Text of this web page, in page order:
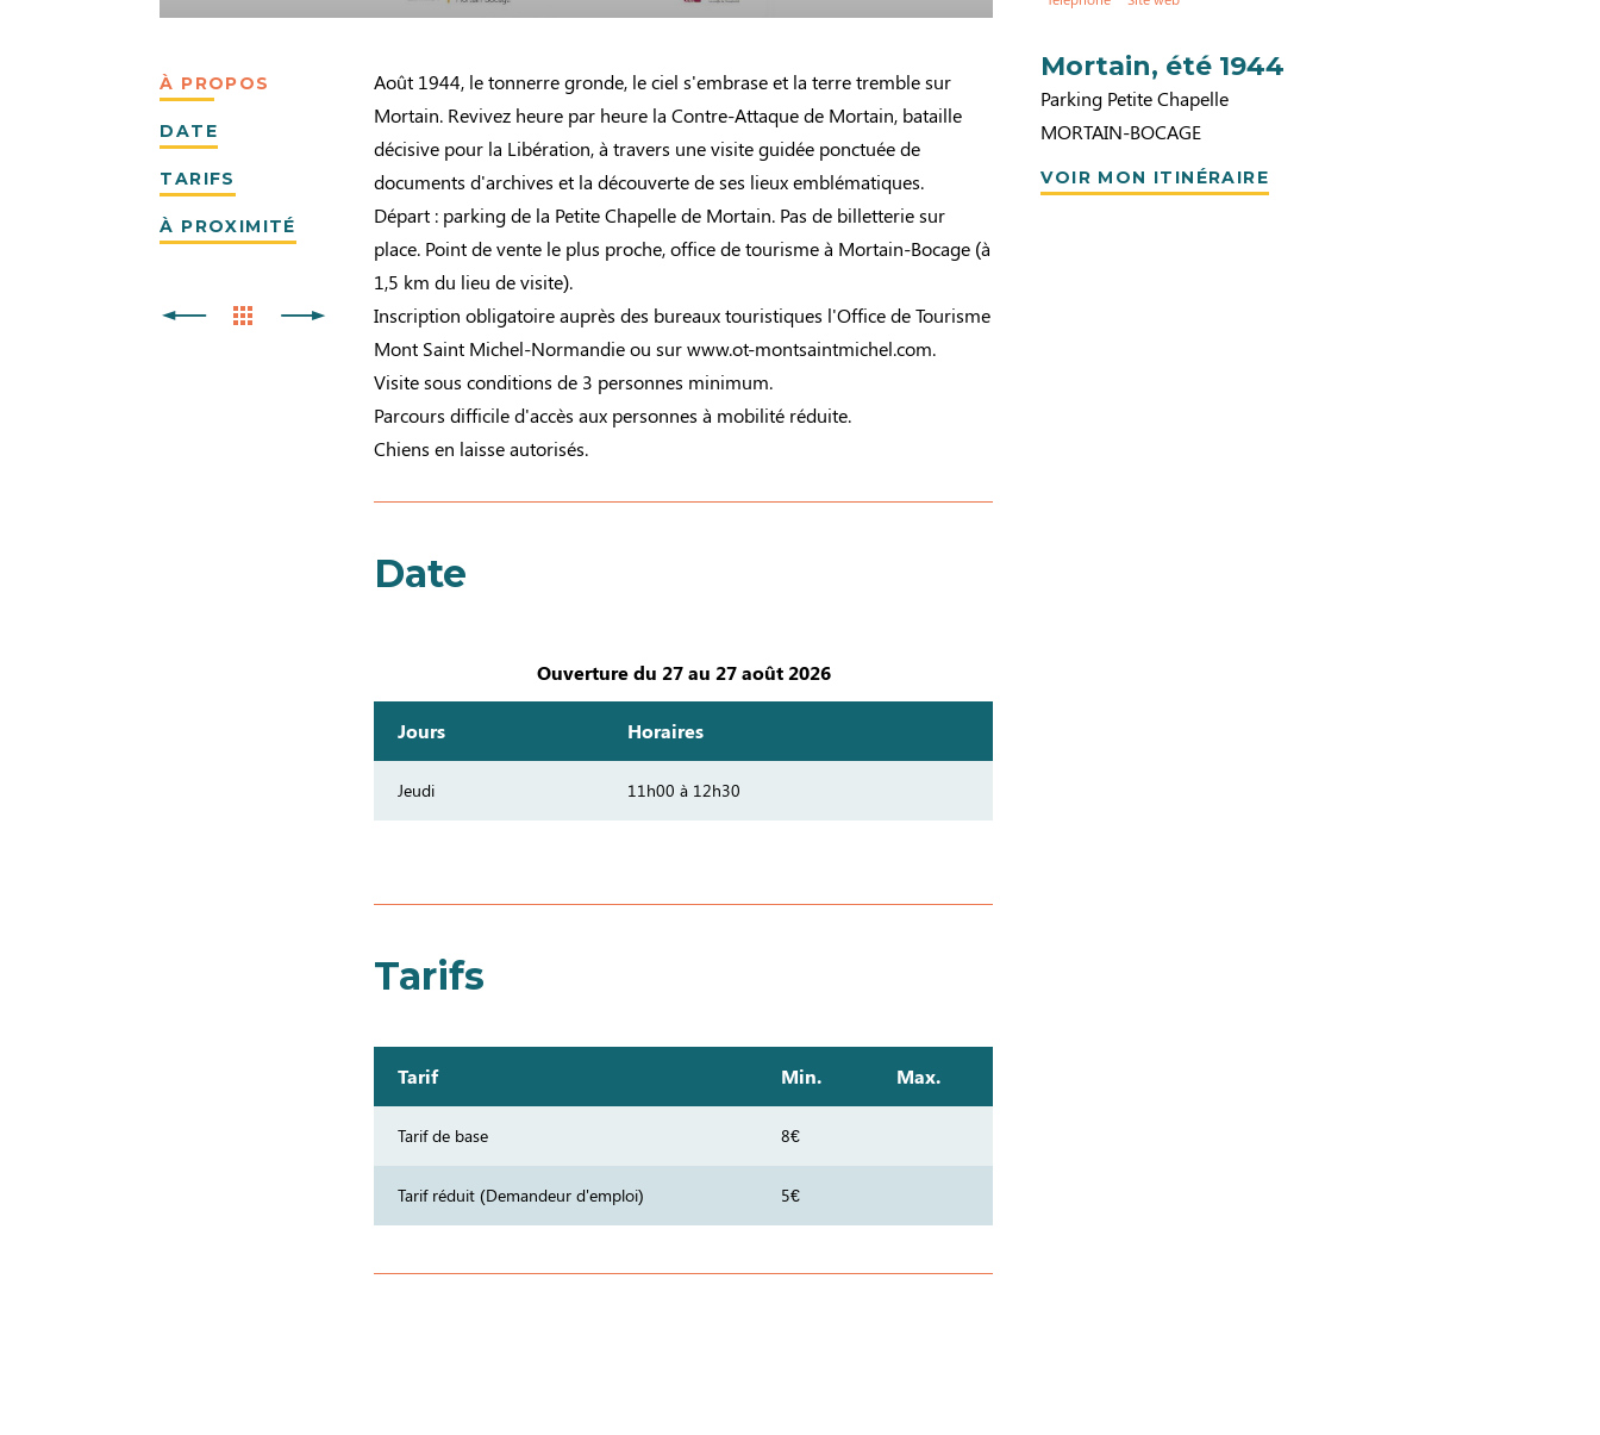
À PROPOS
DATE
TARIFS
À PROXIMITÉ
Août 1944, le tonnerre gronde, le ciel s'embrase et la terre tremble sur
Mortain. Revivez heure par heure la Contre-Attaque de Mortain, bataille
décisive pour la Libération, à travers une visite guidée ponctuée de
documents d'archives et la découverte de ses lieux emblématiques.
Départ : parking de la Petite Chapelle de Mortain. Pas de billetterie sur
place. Point de vente le plus proche, office de tourisme à Mortain-Bocage (à
1,5 km du lieu de visite).
Inscription obligatoire auprès des bureaux touristiques l'Office de Tourisme
Mont Saint Michel-Normandie ou sur www.ot-montsaintmichel.com.
Visite sous conditions de 3 personnes minimum.
Parcours difficile d'accès aux personnes à mobilité réduite.
Chiens en laisse autorisés.
Date
Ouverture du 27 au 27 août 2026
Jours Horaires
Jeudi 11h00 à 12h30
Tarifs
Tarif Min. Max.
Tarif de base 8€
Tarif réduit (Demandeur d'emploi) 5€
Mortain, été 1944
Parking Petite Chapelle
MORTAIN-BOCAGE
VOIR MON ITINÉRAIRE